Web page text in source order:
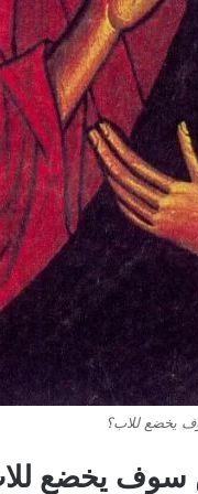
يخضع للاب؟
سوف يخضع